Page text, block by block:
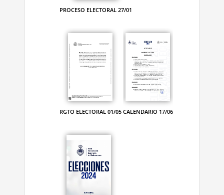
PROCESO ELECTORAL 27/01
RGTO ELECTORAL 01/05 CALENDARIO 17/06